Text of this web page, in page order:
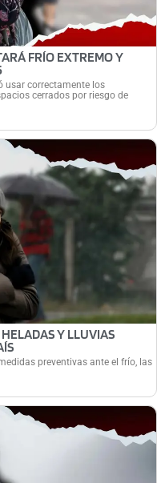
FRÍO EXTREMO Y
usar correctamente los
cerrados por riesgo de
Y LLUVIAS
preventivas ante el frío, las